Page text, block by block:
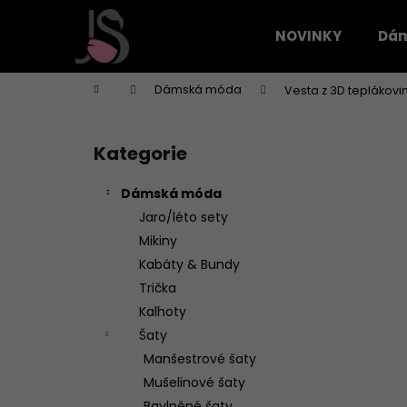
NOVINKY
Domů Dámská móda Vesta z 3D
Přeskočit
kategorie
Kategorie
Dámská móda
Jaro/léto sety
Mikiny
Kabáty & Bundy
Trička
Kalhoty
Šaty
Manšestrové šaty
Mušelinové šaty
í
Zpět
do
Zpět
do